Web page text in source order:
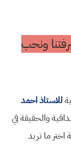
ونحب
للاستاذ احمد
والحقيقة في
اختر ما تريد